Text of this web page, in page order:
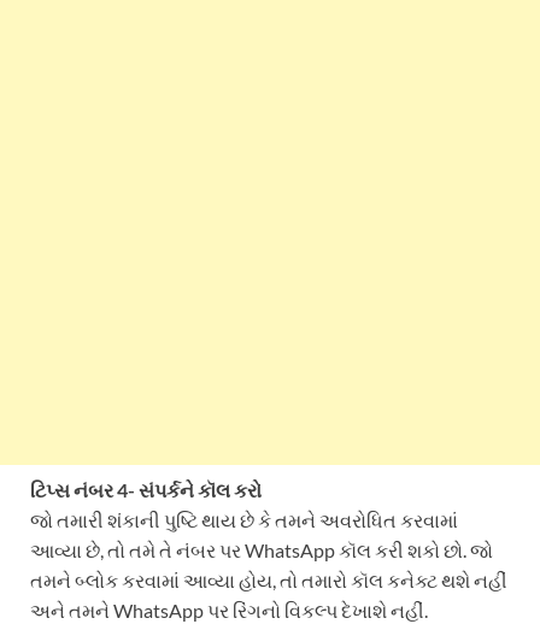
ટિપ્સ નંબર 4- સંપર્કને કૉલ કરો
જો તમારી શંકાની પુષ્ટિ થાય છે કે તમને અવરોધિત કરવામાં
આવ્યા છે, તો તમે તે નંબર પર WhatsApp કૉલ કરી શકો છો. જો
તમને બ્લોક કરવામાં આવ્યા હોય, તો તમારો કૉલ કનેક્ટ થશે નહીં
અને તમને WhatsApp પર રિંગનો વિકલ્પ દેખાશે નહીં.